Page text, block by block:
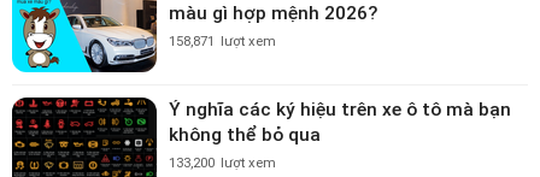
màu gì hợp mệnh 2026?
158,871 lượt xem
Ý nghĩa các ký hiệu trên xe ô tô mà bạn
không thể bỏ qua
133,200 lượt xem